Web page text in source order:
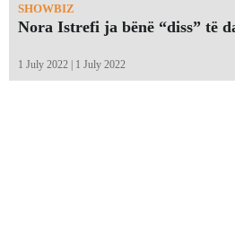
SHOWBIZ
Nora Istrefi ja bënë “diss” të
1 July 2022 | 1 July 2022